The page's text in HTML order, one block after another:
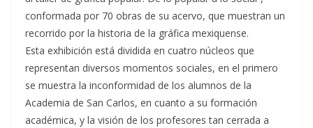
conformada por 70 obras de su acervo, que muestran un
recorrido por la historia de la gráfica mexiquense.
Esta exhibición está dividida en cuatro núcleos que
representan diversos momentos sociales, en el primero
se muestra la inconformidad de los alumnos de la
Academia de San Carlos, en cuanto a su formación
académica, y la visión de los profesores tan cerrada a